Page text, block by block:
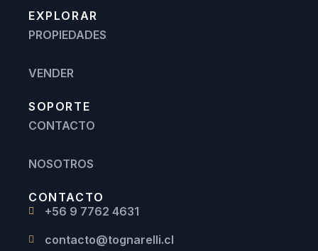
EXPLORAR
PROPIEDADES
VENDER
SOPORTE
CONTACTO
NOSOTROS
CONTACTO
+56 9 7762 4631
contacto@tognarelli.cl